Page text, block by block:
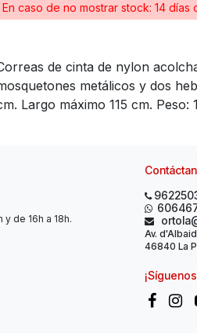
En caso de no mostrar stock: 14 días
de cinta de nylon
metálicos y dos
Largo máximo 115 cm. Peso:
de 16h a 18h.
Av.
46840 La